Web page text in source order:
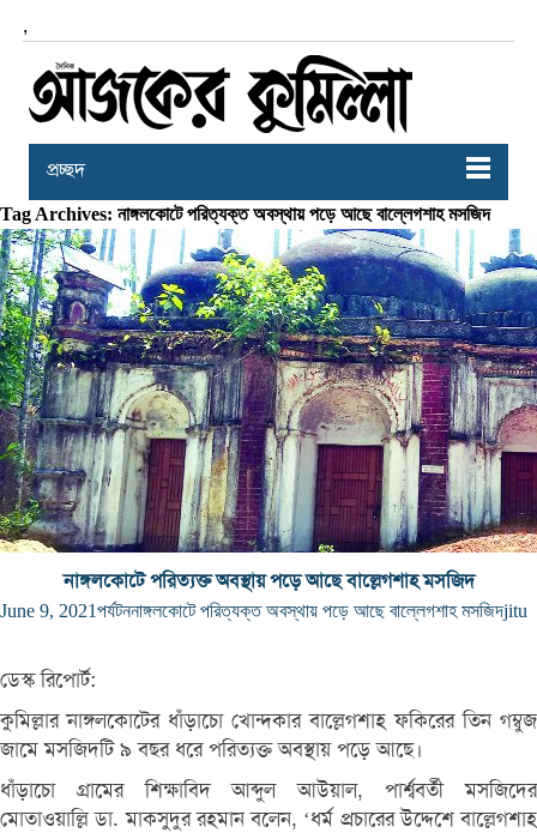
,
প্রচ্ছদ
Tag Archives: নাঙ্গলকোটে পরিত্যক্ত অবস্থায় পড়ে আছে বাল্লেগশাহ মসজিদ
নাঙ্গলকোটে পরিত্যক্ত অবস্থায় পড়ে আছে বাল্লেগশাহ মসজিদ
June 9, 2021পর্যটননাঙ্গলকোটে পরিত্যক্ত অবস্থায় পড়ে আছে বাল্লেগশাহ মসজিদjitu
ডেস্ক রিপোর্ট:
কুমিল্লার নাঙ্গলকোটের ধাঁড়াচো খোন্দকার বাল্লেগশাহ ফকিরের তিন গম্বুজ
জামে মসজিদটি ৯ বছর ধরে পরিত্যক্ত অবস্থায় পড়ে আছে।
ধাঁড়াচো গ্রামের শিক্ষাবিদ আব্দুল আউয়াল, পার্শ্ববর্তী মসজিদের
মোতাওয়াল্লি ডা. মাকসুদুর রহমান বলেন, ‘ধর্ম প্রচারের উদ্দেশে বাল্লেগশাহ